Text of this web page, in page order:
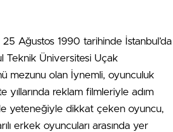
Ağustos 1990 tarihinde İstanbul’da
Teknik Üniversitesi Uçak
mezunu olan İynemli, oyunculuk
yıllarında reklam filmleriyle adım
yeteneğiyle dikkat çeken oyuncu,
erkek oyuncuları arasında yer